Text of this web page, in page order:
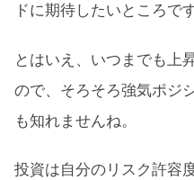
ドに期待したいところです
とはいえ、いつまでも上
ので、そろそろ強気ポジ
も知れませんね。
投資は自分のリスク許容